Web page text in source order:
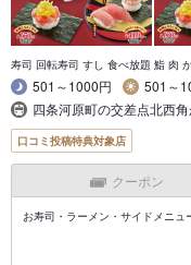
寿司 回転寿司 すし 食べ放題 鮨 肉
501～1000円
501～
四条河原町の交差点北西
口コミ投稿特典対象店
クーポン
お寿司・ラーメン・サイドメニュ